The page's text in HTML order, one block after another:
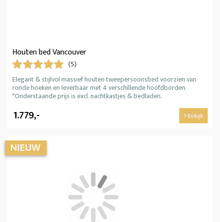
Houten bed Vancouver
(5)
Elegant & stijlvol massief houten tweepersoonsbed voorzien van
ronde hoeken en leverbaar met 4 verschillende hoofdborden.
*Onderstaande prijs is excl. nachtkastjes & bedladen.
1.779,- Bekijk